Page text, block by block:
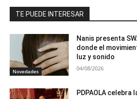
TE PUEDE INTERESAR
Novedades
Nanis presenta
donde el
luz y sonido
04/08/2026
PDPAOLA celebra